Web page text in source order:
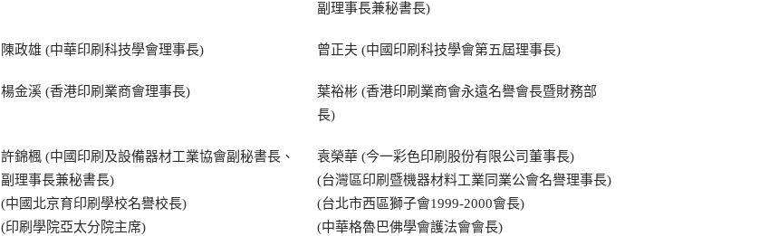
副理事長兼秘書長)
陳政雄 (中華印刷科技學會理事長) 曾正夫 (中國印刷科技學會第五屆理事長)
楊金溪 (香港印刷業商會理事長)
葉裕彬 (香港印刷業商會永遠名譽會長暨財務部
長)
許錦楓 (中國印刷及設備器材工業協會副秘書長、
副理事長兼秘書長)
(中國北京育印刷學校名譽校長)
(印刷學院亞太分院主席)
袁榮華 (今一彩色印刷股份有限公司董事長)
(台灣區印刷暨機器材料工業同業公會名譽理事長)
(台北市西區獅子會1999-2000會長)
(中華格魯巴佛學會護法會會長)